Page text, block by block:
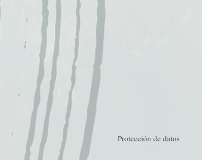
Protección de datos